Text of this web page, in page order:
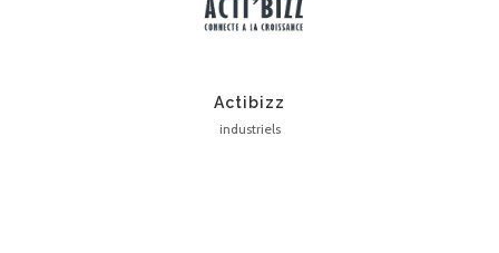
Actibizz
industriels